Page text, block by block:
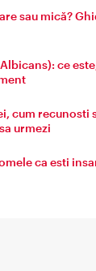
sau mică?
ce
cum recunosti
urmezi
ca esti